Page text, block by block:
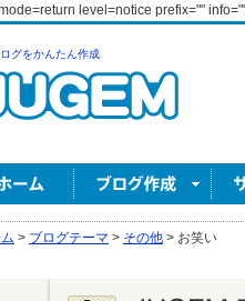
level=notice prefix=""
グをかんたん作成
> ブログテーマ > その他 > お笑い